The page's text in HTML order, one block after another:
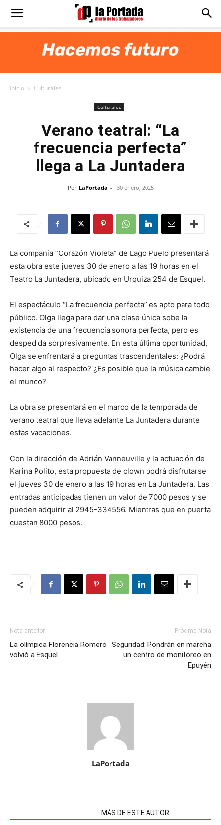
Diario
Inicio Culturales
Culturales
Verano teatral: “La
frecuencia perfecta”
llega a La Juntadera
Por LaPortada - 30 enero, 2025
La compañía “Corazón Violeta” de Lago Puelo presentará
esta obra este jueves 30 de enero a las 19 horas en el
Teatro La Juntadera, ubicado en Urquiza 254 de Esquel.
El espectáculo “La frecuencia perfecta” es apto para todo
público. Olga llega para dar una clase única sobe la
existencia de una frecuencia sonora perfecta, pero es
despedida sorpresivamente. En esta última oportunidad,
Olga se enfrentará a preguntas trascendentales: ¿Podrá
hacer algo al respecto? ¿Es posible que la música cambie
el mundo?
La obra se presentará en el marco de la temporada de
verano teatral que lleva adelante La Juntadera durante
estas vacaciones.
Con la dirección de Adrián Vanneuville y la actuación de
Karina Polito, esta propuesta de clown podrá disfrutarse
el jueves 30 de enero a las 19 horas en La Juntadera. Las
entradas anticipadas tienen un valor de 7000 pesos y se
pueden adquirir al 2945-334556. Mientras que en puerta
cuestan 8000 pesos.
Nota anterior
La olímpica Florencia Romero
volvió a Esquel
Próxima Nota
Seguridad: Pondrán en marcha
un centro de monitoreo en
Epuyén
LaPortada
MÁS DE ESTE AUTOR